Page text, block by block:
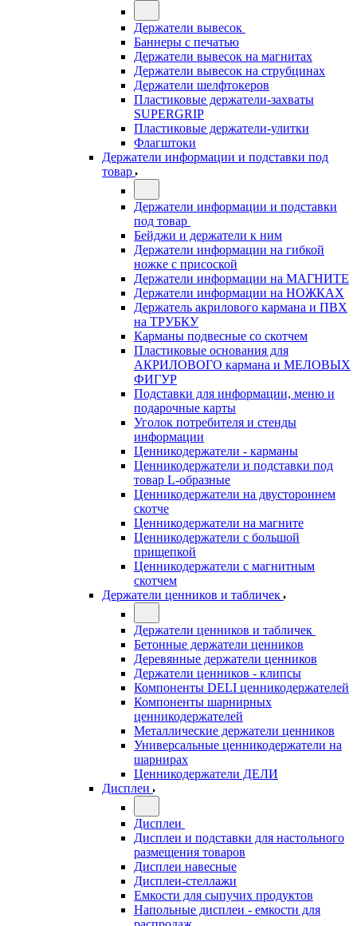
Держатели вывесок
Баннеры с печатью
Держатели вывесок на магнитах
Держатели вывесок на струбцинах
Держатели шелфтокеров
Пластиковые держатели-захваты
SUPERGRIP
Пластиковые держатели-улитки
Флагштоки
Держатели информации и подставки под
товар
Держатели информации и подставки
под товар
Бейджи и держатели к ним
Держатели информации на гибкой
ножке с присоской
Держатели информации на МАГНИТЕ
Держатели информации на НОЖКАХ
Держатель акрилового кармана и ПВХ
на ТРУБКУ
Карманы подвесные со скотчем
Пластиковые основания для
АКРИЛОВОГО кармана и МЕЛОВЫХ
ФИГУР
Подставки для информации, меню и
подарочные карты
Уголок потребителя и стенды
информации
Ценникодержатели - карманы
Ценникодержатели и подставки под
товар L-образные
Ценникодержатели на двустороннем
скотче
Ценникодержатели на магните
Ценникодержатели с большой
прищепкой
Ценникодержатели с магнитным
скотчем
Держатели ценников и табличек
Держатели ценников и табличек
Бетонные держатели ценников
Деревянные держатели ценников
Держатели ценников - клипсы
Компоненты DELI ценникодержателей
Компоненты шарнирных
ценникодержателей
Металлические держатели ценников
Универсальные ценникодержатели на
шарнирах
Ценникодержатели ДЕЛИ
Дисплеи
Дисплеи
Дисплеи и подставки для настольного
размещения товаров
Дисплеи навесные
Дисплеи-стеллажи
Емкости для сыпучих продуктов
Напольные дисплеи - емкости для